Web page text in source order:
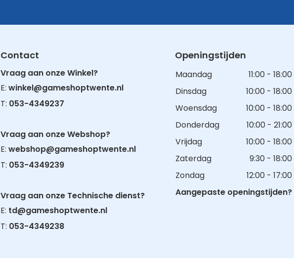
Contact
Vraag aan onze Winkel?
E:winkel@gameshoptwente.nl
T: 053-4349237
Vraag aan onze Webshop?
E:webshop@gameshoptwente.nl
T: 053-4349239
Vraag aan onze Technische dienst?
E: td@gameshoptwente.nl
T: 053-4349238
Openingstijden
Maandag
11:00 - 18:00
Dinsdag
10:00 - 18:00
Woensdag
10:00 - 18:00
Donderdag
10:00 - 21:00
Vrijdag
10:00 - 18:00
Zaterdag
9:30 - 18:00
Zondag
12:00 - 17:00
Aangepaste openingstijden?